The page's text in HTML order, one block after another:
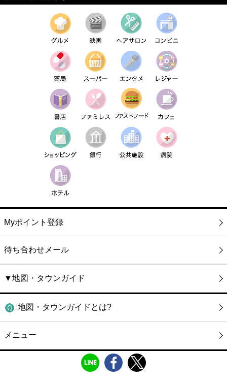
Myポイント登録
待ち合わせメール
▼地図・タウンガイド
地図・タウンガイドとは?
メニュー